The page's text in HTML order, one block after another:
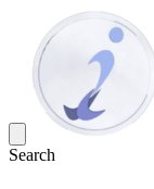
Search